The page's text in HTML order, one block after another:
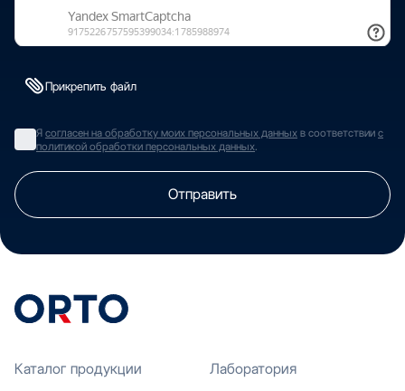
Прикрепить файл
Я согласен на обработку моих персональных данных в соответствии с
политикой обработки персональных данных.
Отправить
Каталог продукции Лаборатория